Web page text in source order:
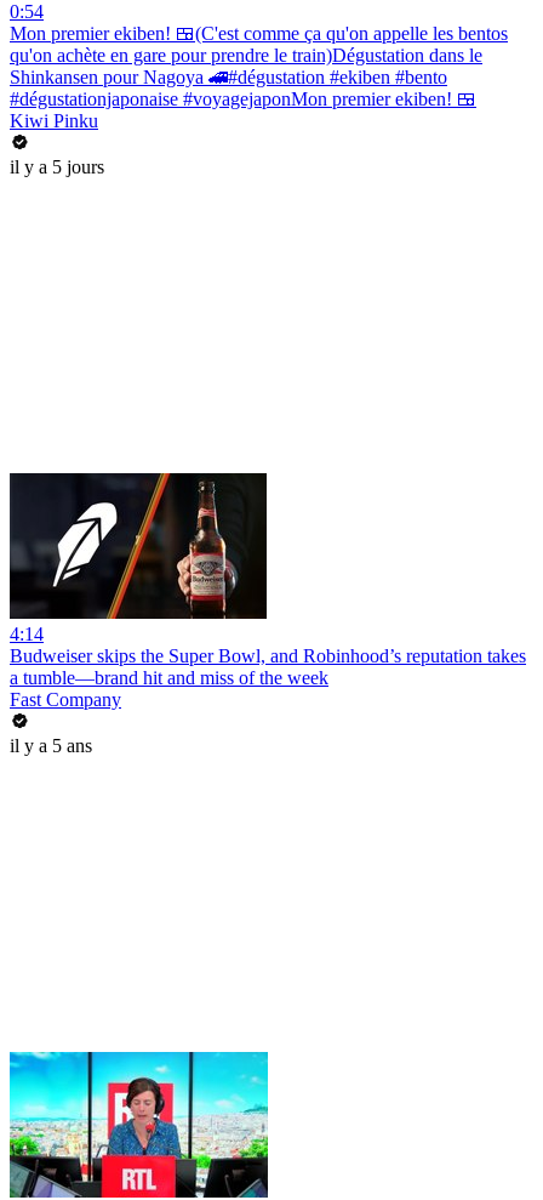
0:54
Mon premier ekiben! 🍱(C'est comme ça qu'on appelle les bentos
qu'on achète en gare pour prendre le train)Dégustation dans le
Shinkansen pour Nagoya 🚄#dégustation #ekiben #bento
#dégustationjaponaise #voyagejaponMon premier ekiben! 🍱
Kiwi Pinku
il y a 5 jours
4:14
Budweiser skips the Super Bowl, and Robinhood’s reputation takes
a tumble—brand hit and miss of the week
Fast Company
il y a 5 ans